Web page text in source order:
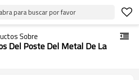
para buscar por favor
Sobre
Del Poste Del Metal De La